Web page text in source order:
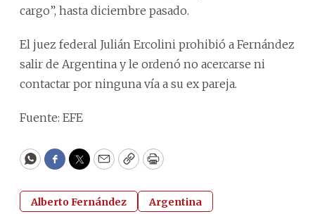
cargo”, hasta diciembre pasado.
El juez federal Julián Ercolini prohibió a Fernández
salir de Argentina y le ordenó no acercarse ni
contactar por ninguna vía a su ex pareja.
Fuente: EFE
WhatsApp
Facebook
Twitter
EmailCopyPrint
Alberto Fernández Argentina